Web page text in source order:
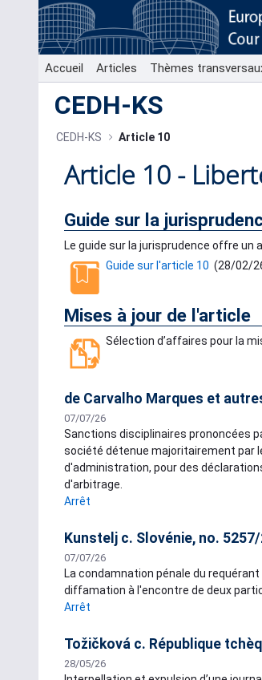
Saut au contenu principal
Accueil Articles Thèmes
CEDH-KS
CEDH-KS Article 10
Article 10 -
Guide sur la
Le guide sur la jurisprudence offre un
Guide sur l'article 10 (28/02/
Mises à jour de l'article
Sélection d’affaires pour la
de Carvalho Marques et
07/07/26
Sanctions disciplinaires prononcées
société détenue majoritairement par
d'administration, pour des
d'arbitrage.
Arrêt
Kunstelj c. Slovénie, no.
07/07/26
La condamnation pénale du
diffamation à l'encontre de deux
Arrêt
Tožičková c. République
28/05/26